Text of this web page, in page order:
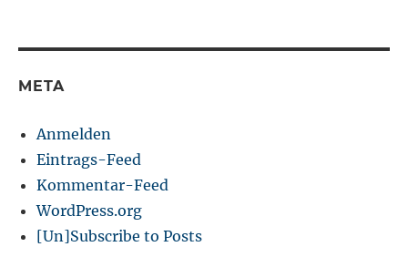
META
Anmelden
Eintrags-Feed
Kommentar-Feed
WordPress.org
[Un]Subscribe to Posts